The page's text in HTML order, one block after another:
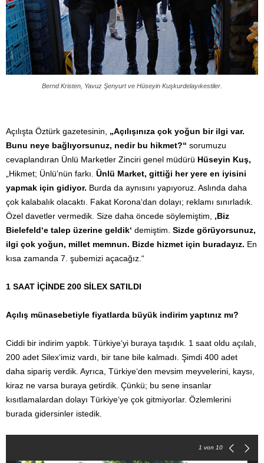
Bernd Kristen , Yavuz Şenyurt ve Hüseyin Kuşkurdelayıkestiler.
Açılışta Öztürk gazetesinin, „Açılışınıza çok yoğun bir ilgi var.
Bunu neye bağlıyorsunuz, nedir bu hikmet?“ sorumuzu
cevaplandıran Ünlü Marketler Zinciri genel müdürü Hüseyin Kuş,
„Hikmet; Ünlü‘nün farkı. Ünlü Market, gittiği her yere en iyisini
yapmak için gidiyor. Burda da aynısını yapıyoruz. Aslında daha
çok kalabalık olacaktı. Fakat Korona‘dan dolayı; reklamı sınırladık.
Özel davetler vermedik. Size daha öncede söylemiştim, ‚Biz
Bielefeld‘e talep üzerine geldik‘ demiştim. Sizde görüyorsunuz,
ilgi çok yoğun, millet memnun. Bizde hizmet için buradayız. En
kısa zamanda 7. şubemizi açacağız.“
1 SAAT İÇİNDE 200 SİLEX SATILDI
Açılış münasebetiyle fiyatlarda büyük indirim yaptınız mı?
Ciddi bir indirim yaptık. Türkiye‘yi buraya taşıdık. 1 saat oldu açılalı,
200 adet Silex‘imiz vardı, bir tane bile kalmadı. Şimdi 400 adet
daha sipariş verdik. Ayrıca, Türkiye‘den mevsim meyvelerini, kaysı,
kiraz ne varsa buraya getirdik. Çünkü; bu sene insanlar
kısıtlamalardan dolayı Türkiye‘ye çok gitmiyorlar. Özlemlerini
burada gidersinler istedik.
1 von 10